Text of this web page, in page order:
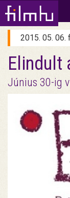
2015. 05. 06.
Elindult
Június 30-ig